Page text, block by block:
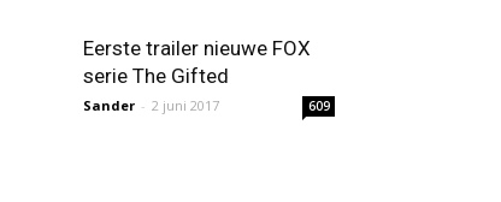
Eerste trailer nieuwe FOX
serie The Gifted
Sander - 2 juni 2017 609